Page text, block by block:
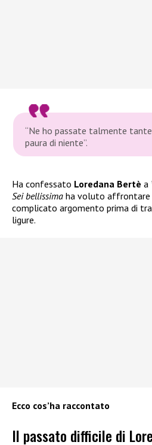
“Ne ho passate talmente
paura di niente”.
Ha confessato Loredana Bertè a
Sei bellissima ha voluto affrontare
complicato argomento prima di
ligure.
Ecco cos’ha raccontato
Il passato difficile di